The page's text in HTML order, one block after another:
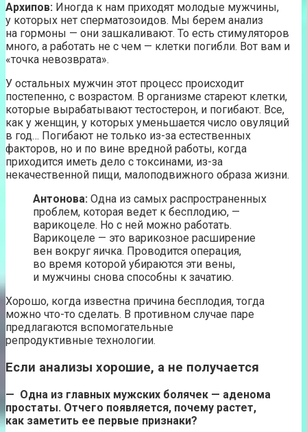
Архипов: Иногда к нам приходят молодые мужчины,
у которых нет сперматозоидов. Мы берем анализ
на гормоны — они зашкаливают. То есть стимуляторов
много, а работать не с чем — клетки погибли. Вот вам и
«точка невозврата».
У остальных мужчин этот процесс происходит
постепенно, с возрастом. В организме стареют клетки,
которые вырабатывают тестостерон, и погибают. Все,
как у женщин, у которых уменьшается число овуляций
в год… Погибают не только из-за естественных
факторов, но и по вине вредной работы, когда
приходится иметь дело с токсинами, из-за
некачественной пищи, малоподвижного образа жизни.
Антонова: Одна из самых распространенных
проблем, которая ведет к бесплодию, —
варикоцеле. Но с ней можно работать.
Варикоцеле — это варикозное расширение
вен вокруг яичка. Проводится операция,
во время которой убираются эти вены,
и мужчины снова способны к зачатию.
Хорошо, когда известна причина бесплодия, тогда
можно что-то сделать. В противном случае паре
предлагаются вспомогательные
репродуктивные технологии.
Если анализы хорошие, а не получается
— Одна из главных мужских болячек — аденома
простаты. Отчего появляется, почему растет,
как заметить ее первые признаки?